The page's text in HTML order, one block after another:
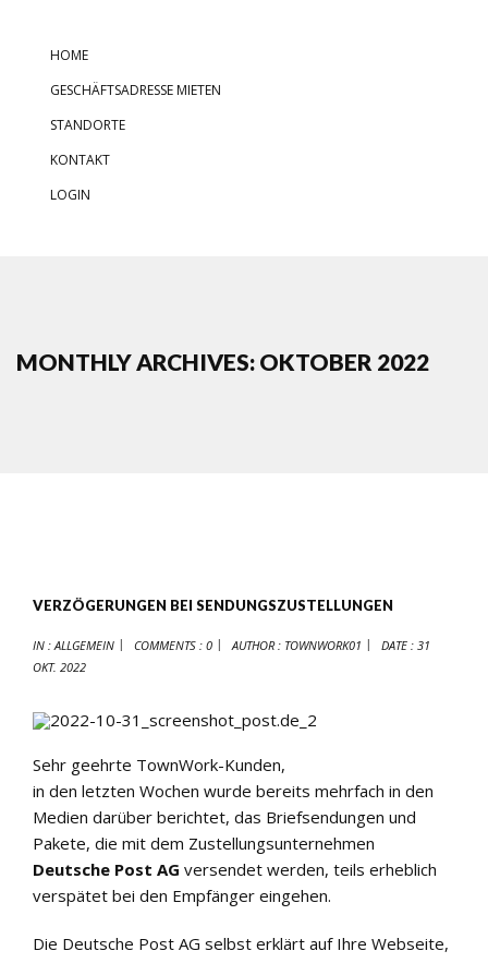
HOME
GESCHÄFTSADRESSE MIETEN
STANDORTE
KONTAKT
LOGIN
MONTHLY ARCHIVES: OKTOBER 2022
VERZÖGERUNGEN BEI SENDUNGSZUSTELLUNGEN
IN :ALLGEMEIN COMMENTS : 0 AUTHOR : TOWNWORK01 DATE : 31
OKT. 2022
Sehr geehrte TownWork-Kunden,
in den letzten Wochen wurde bereits mehrfach in den
Medien darüber berichtet, das Briefsendungen und
Pakete, die mit dem Zustellungsunternehmen
Deutsche Post AG versendet werden, teils erheblich
verspätet bei den Empfänger eingehen.
Die Deutsche Post AG selbst erklärt auf Ihre Webseite,